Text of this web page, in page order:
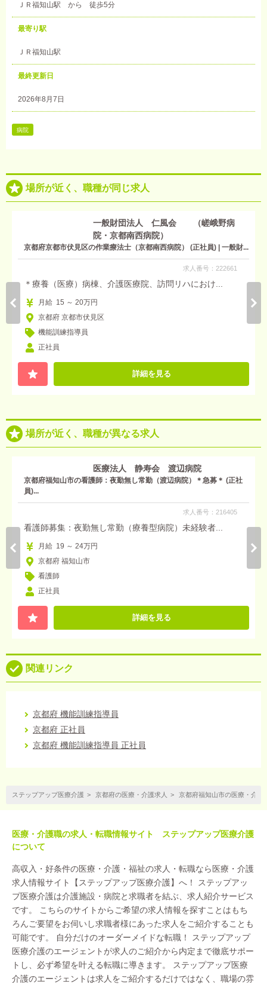
ＪＲ福知山駅 から 徒歩5分
最寄り駅
ＪＲ福知山駅
最終更新日
2026年8月7日
病院
場所が近く、職種が同じ求人
一般財団法人 仁風会 （嵯峨野病
院・京都南西病院）
京都府京都市伏見区の作業療法士（京都南西病院） (正社員) | 一般財...
求人番号：222661
＊療養（医療）病棟、介護医療院、訪問リハにおけ...
月給 15 ～ 20万円
京都府 京都市伏見区
機能訓練指導員
正社員
詳細を見る
場所が近く、職種が異なる求人
医療法人 静寿会 渡辺病院
京都府福知山市の看護師：夜勤無し常勤（渡辺病院）＊急募＊ (正社
員)...
求人番号：216405
看護師募集：夜勤無し常勤（療養型病院）未経験者...
月給 19 ～ 24万円
京都府 福知山市
看護師
正社員
詳細を見る
関連リンク
京都府 機能訓練指導員
京都府 正社員
京都府 機能訓練指導員 正社員
ステップアップ医療介護 京都府の医療・介護求人 京都府福知山市の医療・介護
医療・介護職の求人・転職情報サイト ステップアップ医療介護
について
高収入・好条件の医療・介護・福祉の求人・転職なら医療・介護
求人情報サイト【ステップアップ医療介護】へ！ ステップアッ
プ医療介護は介護施設・病院と求職者を結ぶ、求人紹介サービス
です。 こちらのサイトからご希望の求人情報を探すことはもち
ろんご要望をお伺いし求職者様にあった求人をご紹介することも
可能です。 自分だけのオーダーメイドな転職！ ステップアップ
医療介護のエージェントが求人のご紹介から内定まで徹底サポー
トし、必ず希望を叶える転職に導きます。 ステップアップ医療
介護のエージェントは求人をご紹介するだけではなく、職場の雰